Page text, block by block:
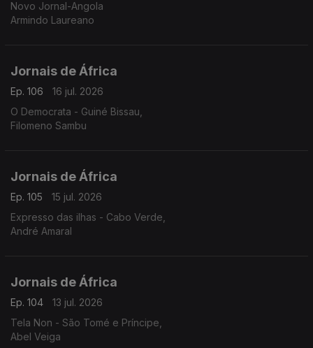
Novo Jornal-Angola
Armindo Laureano
Jornais de África
Ep. 106
16 jul. 2026
O Democrata - Guiné Bissau,
Filomeno Sambu
Jornais de África
Ep. 105
15 jul. 2026
Expresso das ilhas - Cabo Verde,
André Amaral
Jornais de África
Ep. 104
13 jul. 2026
Tela Non - São Tomé e Príncipe,
Abel Veiga